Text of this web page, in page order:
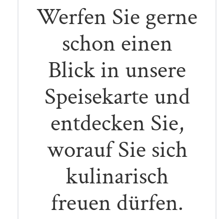
Werfen Sie gerne
schon einen
Blick in unsere
Speisekarte und
entdecken Sie,
worauf Sie sich
kulinarisch
freuen dürfen.